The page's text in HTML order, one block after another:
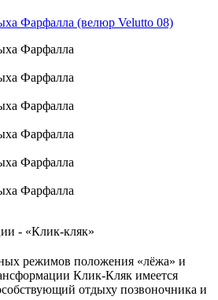
- «Клик-кляк»
режимов положения «лёжа» и
Клик-Кляк имеется
отдыху позвоночника и